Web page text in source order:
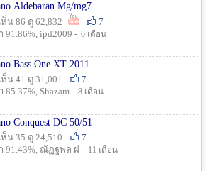
Aldebaran Mg/mg7
น 86 ดู 62,832
7
91.86%, ipd2009 - 6 เดือน
Bass One XT 2011
น 41 ดู 31,001
7
85.37%, Shazam - 8 เดือน
Conquest DC 50/51
น 35 ดู 24,510
7
91.43%, ณัฏฐพล ฝ่ - 11 เดือน